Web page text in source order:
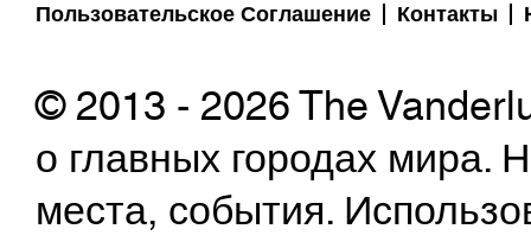
Пользовательское Соглашение Контакты
© 2013 - 2026 The
о главных городах
места, события.